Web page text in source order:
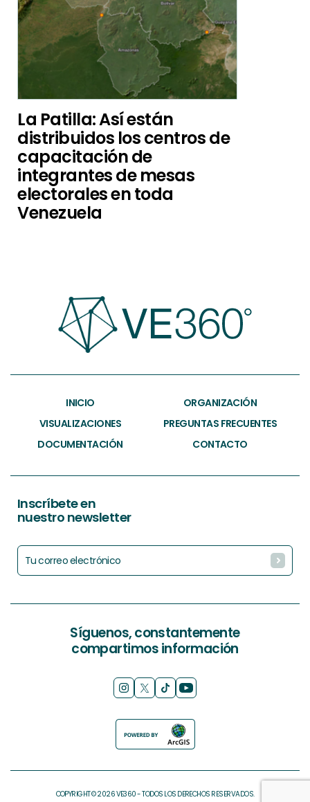
La Patilla: Así están
distribuidos los centros de
capacitación de
integrantes de mesas
electorales en toda
Venezuela
INICIO
ORGANIZACIÓN
VISUALIZACIONES
PREGUNTAS FRECUENTES
DOCUMENTACIÓN
CONTACTO
Inscríbete en
nuestro newsletter
Síguenos, constantemente
compartimos información
COPYRIGHT © 2026 VE360 - TODOS LOS DERECHOS RESERVADOS.